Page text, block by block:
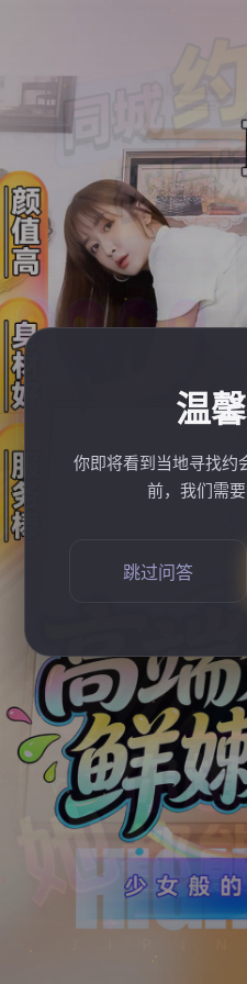
温
你即将看到当地寻找约
前，我们需要
跳过问答